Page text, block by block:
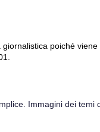
poiché
Immagini dei temi